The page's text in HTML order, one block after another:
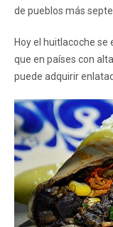
de pueblos más
Hoy el huitlacoche
que en países con
puede adquirir